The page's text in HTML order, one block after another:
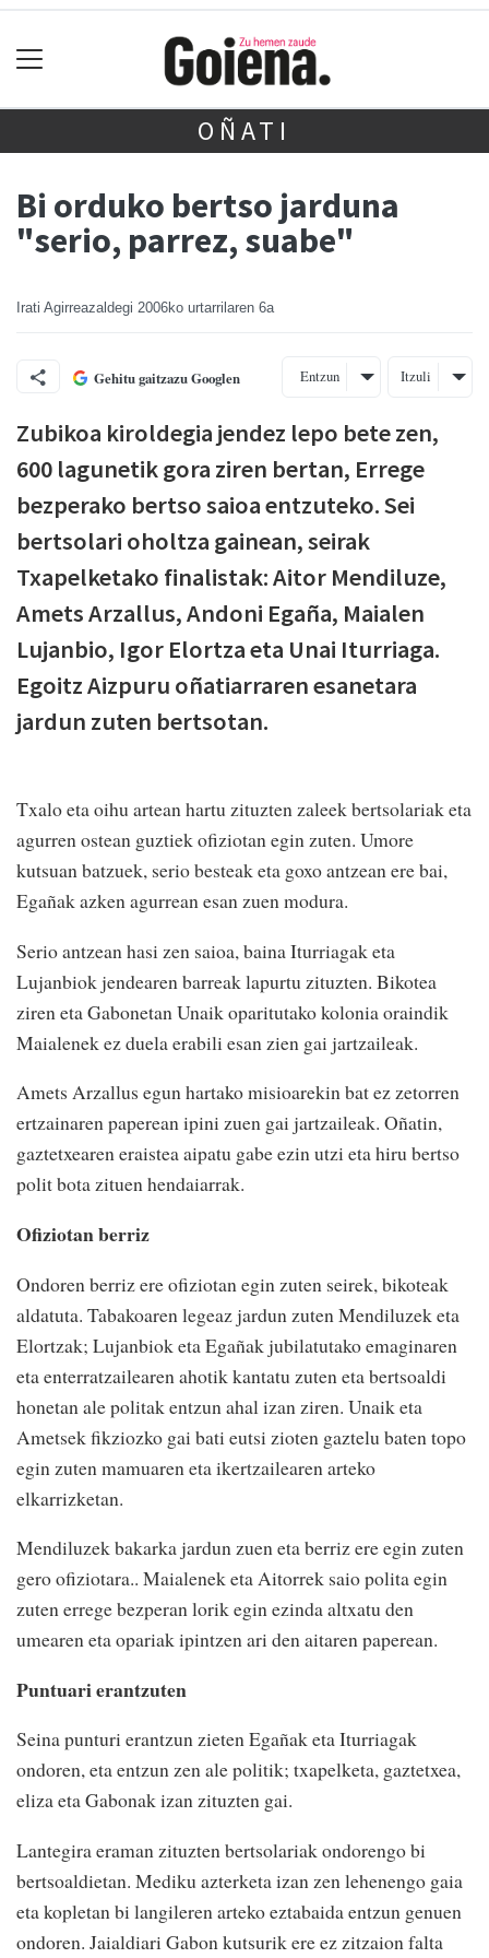
OÑATI
Bi orduko bertso jarduna
"serio, parrez, suabe"
Irati Agirreazaldegi 2006ko urtarrilaren 6a
Gehitu gaitzazu Googlen Entzun Itzuli
Zubikoa kiroldegia jendez lepo bete zen,
600 lagunetik gora ziren bertan, Errege
bezperako bertso saioa entzuteko. Sei
bertsolari oholtza gainean, seirak
Txapelketako finalistak: Aitor Mendiluze,
Amets Arzallus, Andoni Egaña, Maialen
Lujanbio, Igor Elortza eta Unai Iturriaga.
Egoitz Aizpuru oñatiarraren esanetara
jardun zuten bertsotan.
Txalo eta oihu artean hartu zituzten zaleek bertsolariak eta
agurren ostean guztiek ofiziotan egin zuten. Umore
kutsuan batzuek, serio besteak eta goxo antzean ere bai,
Egañak azken agurrean esan zuen modura.
Serio antzean hasi zen saioa, baina Iturriagak eta
Lujanbiok jendearen barreak lapurtu zituzten. Bikotea
ziren eta Gabonetan Unaik oparitutako kolonia oraindik
Maialenek ez duela erabili esan zien gai jartzaileak.
Amets Arzallus egun hartako misioarekin bat ez zetorren
ertzainaren paperean ipini zuen gai jartzaileak. Oñatin,
gaztetxearen eraistea aipatu gabe ezin utzi eta hiru bertso
polit bota zituen hendaiarrak.
Ofiziotan berriz
Ondoren berriz ere ofiziotan egin zuten seirek, bikoteak
aldatuta. Tabakoaren legeaz jardun zuten Mendiluzek eta
Elortzak; Lujanbiok eta Egañak jubilatutako emaginaren
eta enterratzailearen ahotik kantatu zuten eta bertsoaldi
honetan ale politak entzun ahal izan ziren. Unaik eta
Ametsek fikziozko gai bati eutsi zioten gaztelu baten topo
egin zuten mamuaren eta ikertzailearen arteko
elkarrizketan.
Mendiluzek bakarka jardun zuen eta berriz ere egin zuten
gero ofiziotara.. Maialenek eta Aitorrek saio polita egin
zuten errege bezperan lorik egin ezinda altxatu den
umearen eta opariak ipintzen ari den aitaren paperean.
Puntuari erantzuten
Seina punturi erantzun zieten Egañak eta Iturriagak
ondoren, eta entzun zen ale politik; txapelketa, gaztetxea,
eliza eta Gabonak izan zituzten gai.
Lantegira eraman zituzten bertsolariak ondorengo bi
bertsoaldietan. Mediku azterketa izan zen lehenengo gaia
eta kopletan bi langileren arteko eztabaida entzun genuen
ondoren. Jaialdiari Gabon kutsurik ere ez zitzaion falta